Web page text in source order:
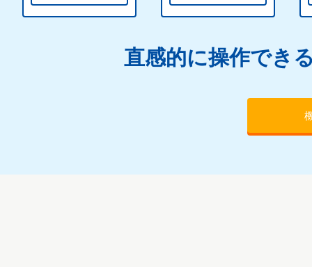
直感的に操作でき